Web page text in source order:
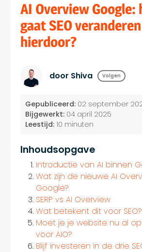
AI Overview Google:
gaat SEO veranderen
hierdoor?
door Shiva Volgen
Gepubliceerd: 02 september
Bijgewerkt: 04 april 2025
Leestijd: 10 minuten
Inhoudsopgave
Introductie van AI binnen
Wat zijn de nieuwe AI
Google?
SERP vs AI Overview
Wat betekent dit voor SEO?
Moet je je website nu al
voor AIO?
Blijf investeren in de drie